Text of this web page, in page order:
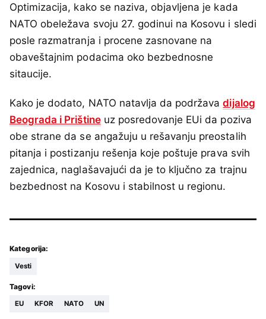
Optimizacija, kako se naziva, objavljena je kada
NATO obeležava svoju 27. godinui na Kosovu i sledi
posle razmatranja i procene zasnovane na
obaveštajnim podacima oko bezbednosne
sitaucije.
Kako je dodato, NATO natavlja da podržavadijalog
Beograda i Prištineuz posredovanje EUi da poziva
obe strane da se angažuju u rešavanju preostalih
pitanja i postizanju rešenja koje poštuje prava svih
zajednica, naglašavajući da je to ključno za trajnu
bezbednost na Kosovu i stabilnost u regionu.
Kategorija:
Vesti
Tagovi:
EU KFOR NATO UN